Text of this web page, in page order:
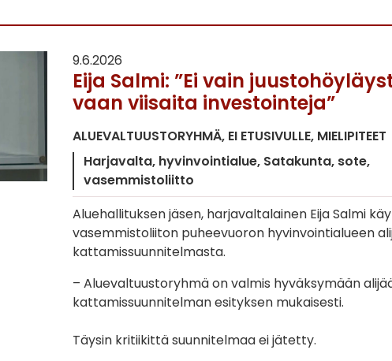
9.6.2026
Eija Salmi: ”Ei vain
vaan viisaita investointeja”
ALUEVALTUUSTORYHMÄ EI ETUSIVULLE MIELIPITEET
Harjavalta hyvinvointialue Satakunta sote
vasemmistoliitto
Aluehallituksen jäsen, harjavaltalainen Eija Salmi
vasemmistoliiton puheevuoron hyvinvointialueen
kattamissuunnitelmasta.
– Aluevaltuustoryhmä on valmis hyväksymään
kattamissuunnitelman esityksen mukaisesti.
Täysin kritiikittä suunnitelmaa ei jätetty.